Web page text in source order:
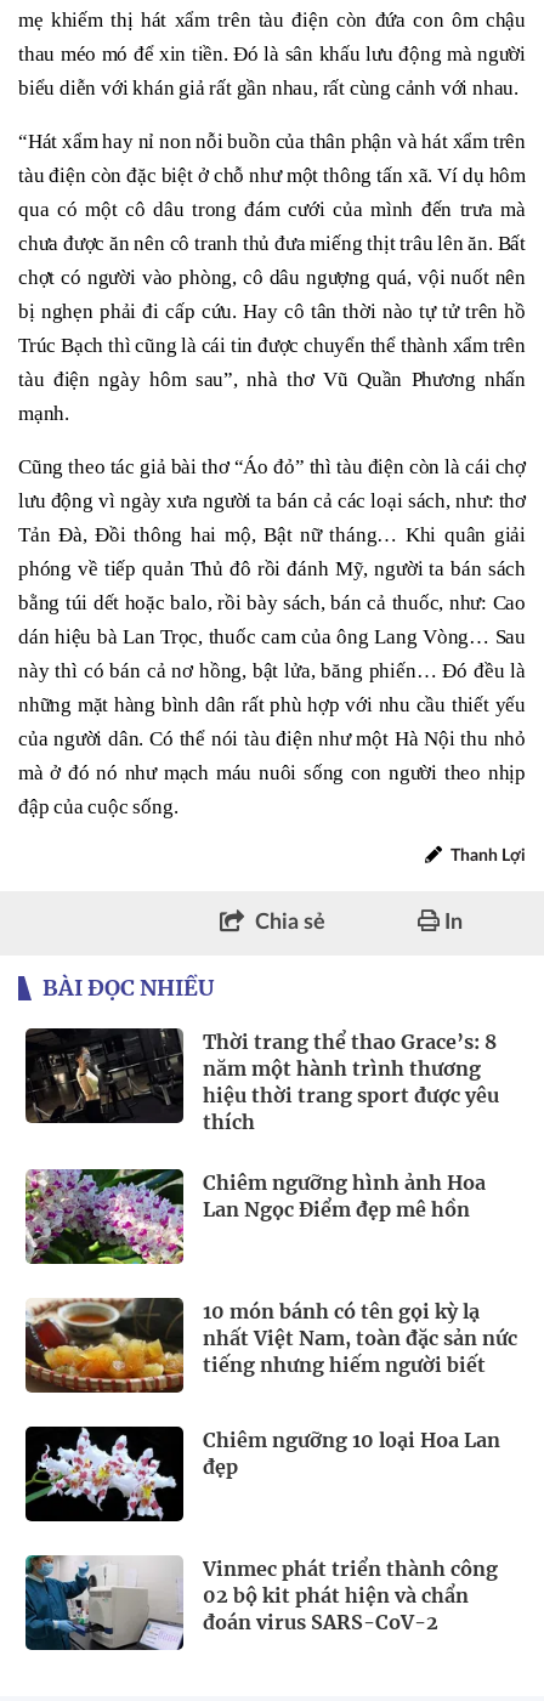
mẹ khiếm thị hát xẩm trên tàu điện còn đứa con ôm chậu
thau méo mó để xin tiền. Đó là sân khấu lưu động mà người
biểu diễn với khán giả rất gần nhau, rất cùng cảnh với nhau.
“Hát xẩm hay nỉ non nỗi buồn của thân phận và hát xẩm trên
tàu điện còn đặc biệt ở chỗ như một thông tấn xã. Ví dụ hôm
qua có một cô dâu trong đám cưới của mình đến trưa mà
chưa được ăn nên cô tranh thủ đưa miếng thịt trâu lên ăn. Bất
chợt có người vào phòng, cô dâu ngượng quá, vội nuốt nên
bị nghẹn phải đi cấp cứu. Hay cô tân thời nào tự tử trên hồ
Trúc Bạch thì cũng là cái tin được chuyển thể thành xẩm trên
tàu điện ngày hôm sau”, nhà thơ Vũ Quần Phương nhấn
mạnh.
Cũng theo tác giả bài thơ “Áo đỏ” thì tàu điện còn là cái chợ
lưu động vì ngày xưa người ta bán cả các loại sách, như: thơ
Tản Đà, Đồi thông hai mộ, Bật nữ tháng… Khi quân giải
phóng về tiếp quản Thủ đô rồi đánh Mỹ, người ta bán sách
bằng túi dết hoặc balo, rồi bày sách, bán cả thuốc, như: Cao
dán hiệu bà Lan Trọc, thuốc cam của ông Lang Vòng… Sau
này thì có bán cả nơ hồng, bật lửa, băng phiến… Đó đều là
những mặt hàng bình dân rất phù hợp với nhu cầu thiết yếu
của người dân. Có thể nói tàu điện như một Hà Nội thu nhỏ
mà ở đó nó như mạch máu nuôi sống con người theo nhịp
đập của cuộc sống.
Thanh Lợi
Chia sẻ In
BÀI ĐỌC NHIỀU
Thời trang thể thao Grace’s: 8
năm một hành trình thương
hiệu thời trang sport được yêu
thích
Chiêm ngưỡng hình ảnh Hoa
Lan Ngọc Điểm đẹp mê hồn
10 món bánh có tên gọi kỳ lạ
nhất Việt Nam, toàn đặc sản nức
tiếng nhưng hiếm người biết
Chiêm ngưỡng 10 loại Hoa Lan
đẹp
Vinmec phát triển thành công
02 bộ kit phát hiện và chẩn
đoán virus SARS-CoV-2